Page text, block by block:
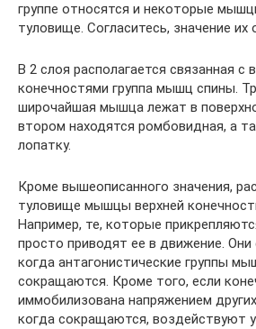
группе относятся и некоторые
туловище. Согласитесь, значение их
В 2 слоя располагается связанная с
конечностями группа мышц спины.
широчайшая мышца лежат в
втором находятся ромбовидная, а
лопатку.
Кроме вышеописанного значения,
туловище мышцы верхней
Например, те, которые
просто приводят ее в движение.
когда антагонистические группы
сокращаются. Кроме того, если
иммобилизована напряжением
когда сокращаются, воздействуют